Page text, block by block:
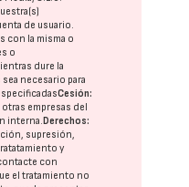
de usuario.
con la misma o
o
dure la
necesario para
Cesión:
otras empresas del
interna. Derechos:
supresión,
y
con
el tratamiento no